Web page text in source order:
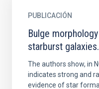
PUBLICACIÓN
Bulge
starburst galaxies.
The authors show, in
indicates strong and
evidence of star